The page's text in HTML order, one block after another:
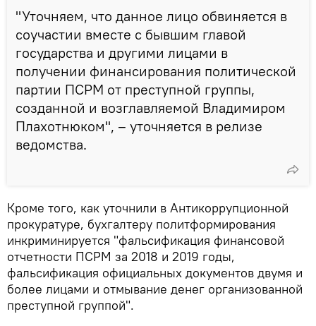
"Уточняем, что данное лицо обвиняется в
соучастии вместе с бывшим главой
государства и другими лицами в
получении финансирования политической
партии ПСРМ от преступной группы,
созданной и возглавляемой Владимиром
Плахотнюком", – уточняется в релизе
ведомства.
Кроме того, как уточнили в Антикоррупционной
прокуратуре, бухгалтеру политформирования
инкриминируется "фальсификация финансовой
отчетности ПСРМ за 2018 и 2019 годы,
фальсификация официальных документов двумя и
более лицами и отмывание денег организованной
преступной группой".